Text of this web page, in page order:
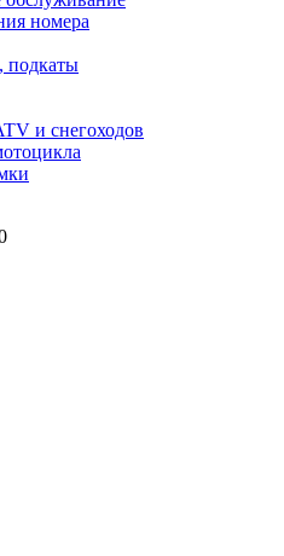
номера
подкаты
и снегоходов